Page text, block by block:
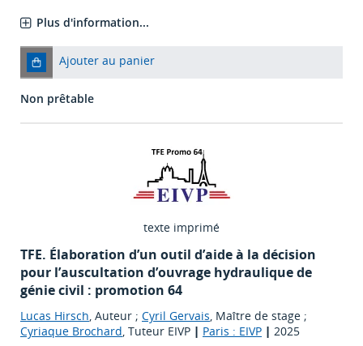
Plus d'information...
Ajouter au panier
Non prêtable
texte imprimé
TFE. Élaboration d’un outil d’aide à la décision
pour l’auscultation d’ouvrage hydraulique de
génie civil : promotion 64
Lucas Hirsch, Auteur ; Cyril Gervais, Maître de stage ;
Cyriaque Brochard, Tuteur EIVP | Paris : EIVP | 2025